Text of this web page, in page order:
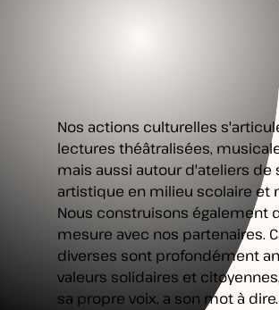
Nos actions culturelles
lectures théâtralisées,
mais aussi autour d'ateliers de
artistique en milieu scolaire et
Nous construisons également
mesure avec nos partenaires.
diverses sont profondément
valeurs solidaires et
sa propre voix, a son mot à dire.